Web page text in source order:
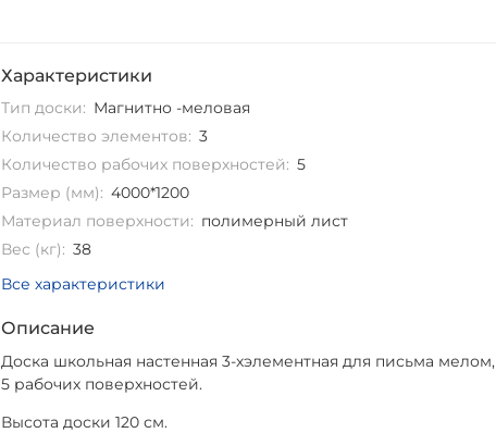
Характеристики
Тип доски: Магнитно -меловая
Количество элементов: 3
Количество рабочих поверхностей: 5
Размер (мм): 4000*1200
Материал поверхности: полимерный лист
Вес (кг): 38
Все характеристики
Описание
Доска школьная настенная 3-хэлементная для письма мелом,
5 рабочих поверхностей.
Высота доски 120 см.